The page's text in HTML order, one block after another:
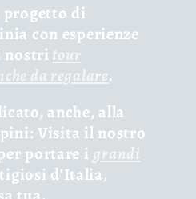
di
con esperienze
nostri tour
da regalare.
anche, alla
Visita il nostro
portare i grandi
d'Italia,